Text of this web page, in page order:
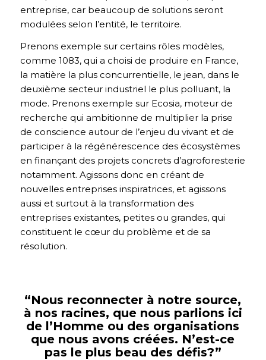
entreprise, car beaucoup de solutions seront
modulées selon l’entité, le territoire.
Prenons exemple sur certains rôles modèles,
comme 1083, qui a choisi de produire en France,
la matière la plus concurrentielle, le jean, dans le
deuxième secteur industriel le plus polluant, la
mode. Prenons exemple sur Ecosia, moteur de
recherche qui ambitionne de multiplier la prise
de conscience autour de l’enjeu du vivant et de
participer à la régénérescence des écosystèmes
en finançant des projets concrets d’agroforesterie
notamment. Agissons donc en créant de
nouvelles entreprises inspiratrices, et agissons
aussi et surtout à la transformation des
entreprises existantes, petites ou grandes, qui
constituent le cœur du problème et de sa
résolution.
“Nous reconnecter à notre source,
à nos racines, que nous parlions ici
de l’Homme ou des organisations
que nous avons créées. N’est-ce
pas le plus beau des défis?”